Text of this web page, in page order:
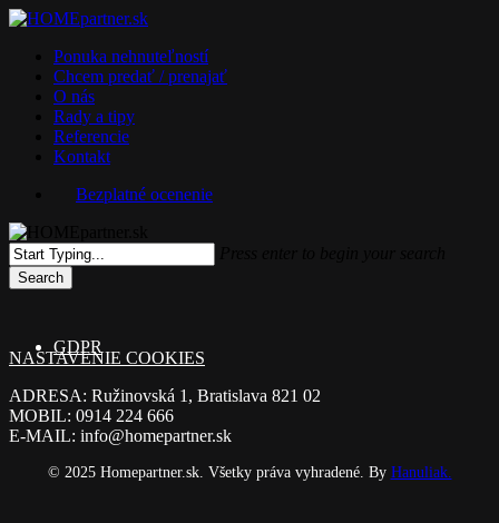
Skip
content
Ponuka nehnuteľností
Chcem predať / prenajať
O nás
Rady a tipy
Referencie
Kontakt
Bezplatné ocenenie
Search
GDPR
NASTAVENIE COOKIES
ADRESA: Ružinovská 1, Bratislava 821 02
MOBIL: 0914 224 666
E-MAIL: info@homepartner.sk
© 2025 Homepartner.sk. Všetky práva vyhradené. By Hanuliak.